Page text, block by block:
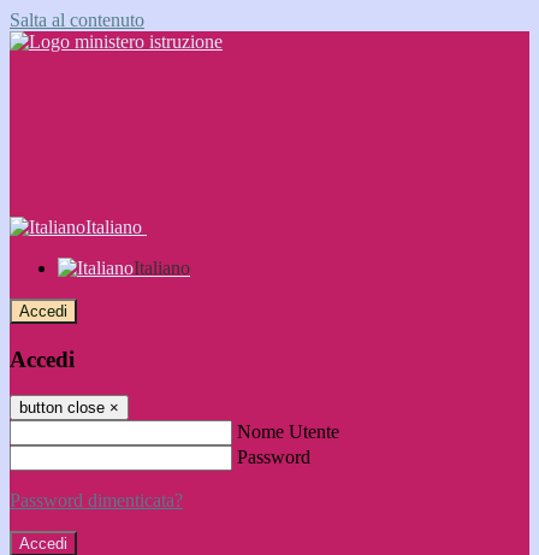
Salta al contenuto
Italiano
Italiano
Accedi
Accedi
button close ×
Nome Utente
Password
Password dimenticata?